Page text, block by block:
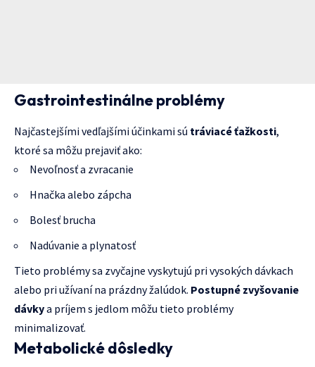
Gastrointestinálne problémy
Najčastejšími vedľajšími účinkami sú tráviacé ťažkosti,
ktoré sa môžu prejaviť ako:
Nevoľnosť a zvracanie
Hnačka alebo zápcha
Bolesť brucha
Nadúvanie a plynatosť
Tieto problémy sa zvyčajne vyskytujú pri vysokých dávkach
alebo pri užívaní na prázdny žalúdok. Postupné zvyšovanie
dávkya príjem s jedlom môžu tieto problémy
minimalizovať.
Metabolické dôsledky